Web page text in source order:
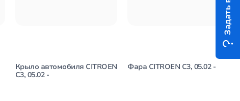
Крыло автомобиля CITROEN
C3, 05.02 -
Фара CITROEN C3, 05.02 -